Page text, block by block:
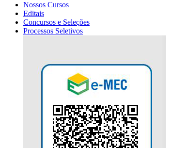
Nossos Cursos
Editais
Concursos e Seleções
Processos Seletivos